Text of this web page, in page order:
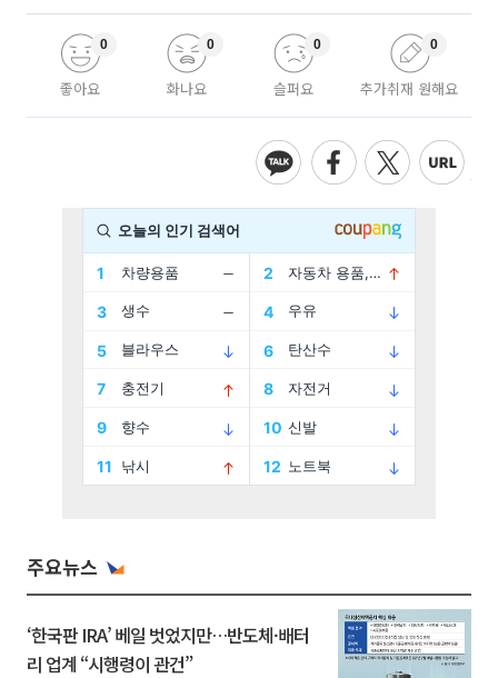
좋아요
0
화나요
0
슬퍼요
0
추가취재 원해요
0
주요뉴스
‘한국판 IRA’ 베일 벗었지만…반도체·배터
리 업계 “시행령이 관건”